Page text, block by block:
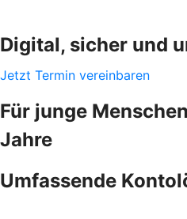
Digital, sicher und
Jetzt Termin vereinbaren
Für junge
Jahre
Umfassende